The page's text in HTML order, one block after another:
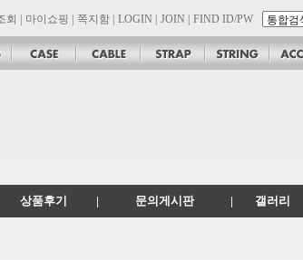
회 마이쇼핑 쪽지함 LOGIN JOIN FIND ID/PW
경됩니다.
상품후기 | 문의게시판 | 갤러리